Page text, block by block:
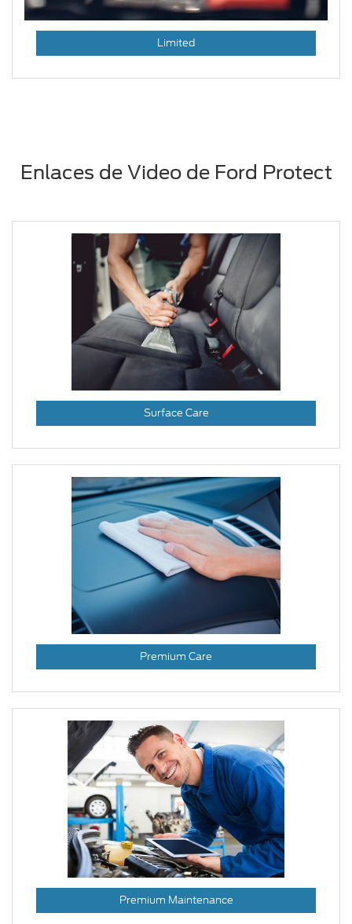
Limited
Enlaces de Video de Ford Protect
Surface Care
Premium Care
Premium Maintenance